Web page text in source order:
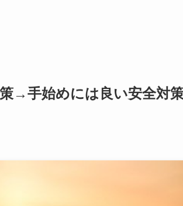
→手始めには良い安全対